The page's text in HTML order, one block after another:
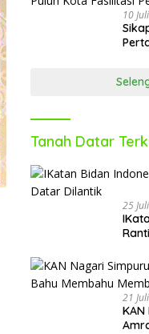
10
Tanah Datar
25
21